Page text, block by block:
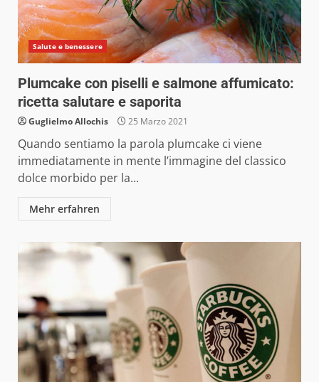
Salute e benessere
Plumcake con piselli e salmone affumicato:
ricetta salutare e saporita
Guglielmo Allochis 25 Marzo 2021
Quando sentiamo la parola plumcake ci viene
immediatamente in mente l’immagine del classico
dolce morbido per la...
Mehr erfahren